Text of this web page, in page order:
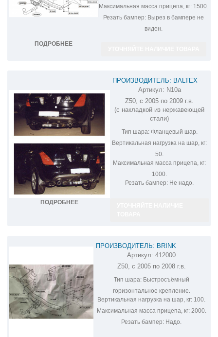
ПОДРОБНЕЕ
Максимальная масса прицепа, кг: 1500.
Резать бампер: Вырез в бампере не
виден.
ПОДРОБНЕЕ
ПРОИЗВОДИТЕЛЬ: BALTEX
ФАРКОП НА NISSAN MURANO
N10A
Артикул: N10a
Z50, с 2005 по 2009 г.в.
(с накладкой из нержавеющей
стали)
Тип шара:Фланцевый шар.
Вертикальная нагрузка на шар, кг:
50.
Максимальная масса прицепа, кг:
1000.
Резать бампер: Не надо.
ПРОИЗВОДИТЕЛЬ: BRINK
ФАРКОП НА NISSAN MURANO 412000
Артикул: 412000
Z50, с 2005 по 2008 г.в.
Тип шара:Быстросъёмный
горизонтальное крепление.
Вертикальная нагрузка на шар, кг: 100.
Максимальная масса прицепа, кг:2000.
Резать бампер: Надо.